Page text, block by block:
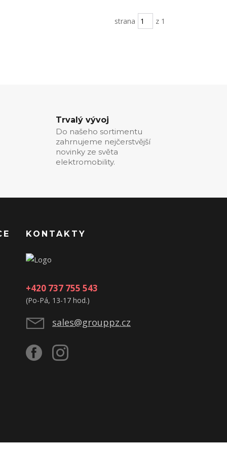
strana z 1
Trvalý vývoj
Do našeho sortimentu
zahrnujeme nejčerstvější
novinky ze světa
elektromobility.
KONTAKTY
+420 737 755 543
(Po-Pá, 13-17 hod.)
sales@grouppz.cz